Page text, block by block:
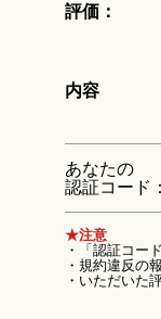
評価：
内容
あなたの
認証コード：
★注意
・「認証コー
・規約違反の
・いただいた